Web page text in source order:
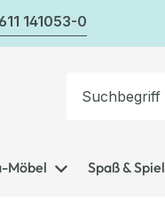
141053-0
Möbel Spaß & Spiel